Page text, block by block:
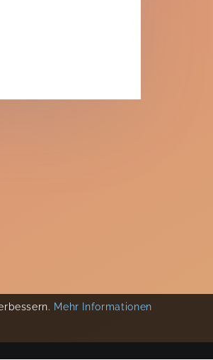
Mehr Informationen